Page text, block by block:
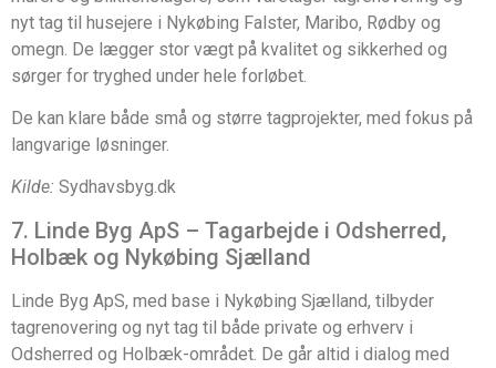
nyt tag til husejere i Nykøbing Falster, Maribo, Rødby og
omegn. De lægger stor vægt på kvalitet og sikkerhed og
sørger for tryghed under hele forløbet.
De kan klare både små og større tagprojekter, med fokus på
langvarige løsninger.
Kilde: Sydhavsbyg.dk
7. Linde Byg ApS – Tagarbejde i Odsherred,
Holbæk og Nykøbing Sjælland
Linde Byg ApS, med base i Nykøbing Sjælland, tilbyder
tagrenovering og nyt tag til både private og erhverv i
Odsherred og Holbæk-området. De går altid i dialog med